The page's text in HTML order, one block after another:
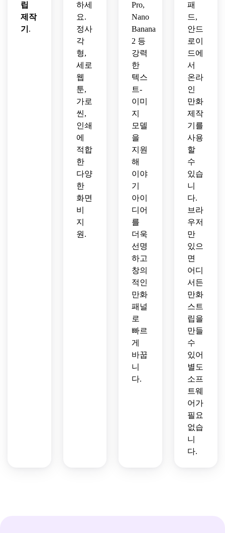
공간
을 보
여주
스트
공간
을 보
여주
세요.
립
제작
기 .
하세
요.
정사
각
형,
세로
웹
툰,
가로
씬,
인쇄
에
적합
한
다양
한
화면
비
지
원.
Pro,
Nano
Banana
2 등
강력
한
텍스
트-
이미
지
모델
을
지원
해
이야
기
아이
디어
를
더욱
선명
하고
창의
적인
만화
패널
로
빠르
게
바꿉
니
다.
패
드,
안드
로이
드에
서
온라
인
만화
제작
기를
사용
할
수
있습
니
다.
브라
우저
만
있으
면
어디
서든
만화
스트
립을
만들
수
있어
별도
소프
트웨
어가
필요
없습
니
다.